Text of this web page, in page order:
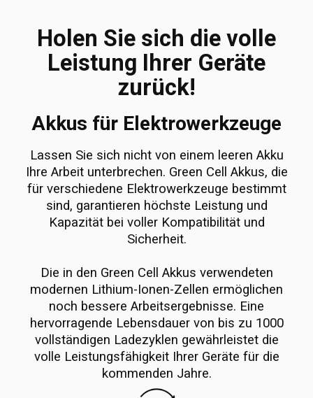
Holen Sie sich die volle
Leistung Ihrer Geräte
zurück!
Akkus für Elektrowerkzeuge
Lassen Sie sich nicht von einem leeren Akku
Ihre Arbeit unterbrechen. Green Cell Akkus, die
für verschiedene Elektrowerkzeuge bestimmt
sind, garantieren höchste Leistung und
Kapazität bei voller Kompatibilität und
Sicherheit.
Die in den Green Cell Akkus verwendeten
modernen Lithium-Ionen-Zellen ermöglichen
noch bessere Arbeitsergebnisse. Eine
hervorragende Lebensdauer von bis zu 1000
vollständigen Ladezyklen gewährleistet die
volle Leistungsfähigkeit Ihrer Geräte für die
kommenden Jahre.